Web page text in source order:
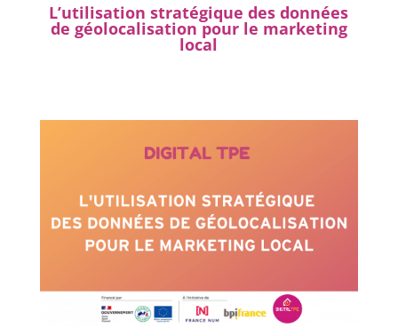
L’utilisation stratégique des données
de géolocalisation pour le marketing
local